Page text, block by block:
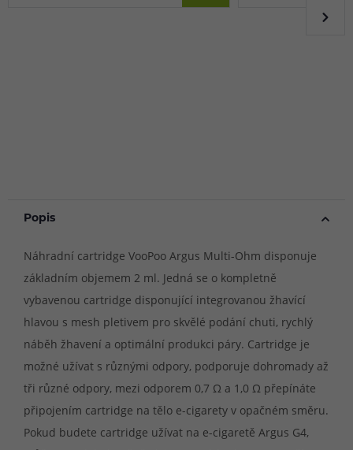
Popis
Náhradní cartridge VooPoo Argus Multi-Ohm disponuje
základním objemem 2 ml. Jedná se o kompletně
vybavenou cartridge disponující integrovanou žhavící
hlavou s mesh pletivem pro skvělé podání chuti, rychlý
náběh žhavení a optimální produkci páry. Cartridge je
možné užívat s různými odpory, podporuje dohromady až
tři různé odpory, mezi odporem 0,7 Ω a 1,0 Ω přepínáte
připojením cartridge na tělo e-cigarety v opačném směru.
Pokud budete cartridge užívat na e-cigaretě Argus G4,